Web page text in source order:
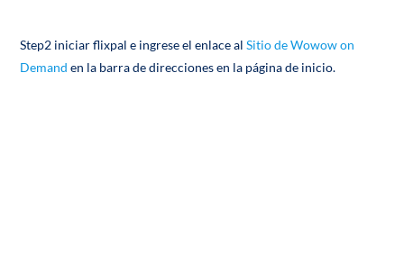
Step2 iniciar flixpal e ingrese el enlace alSitio de Wowow on
Demanden la barra de direcciones en la página de inicio.